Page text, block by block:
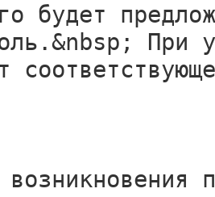
будет
При